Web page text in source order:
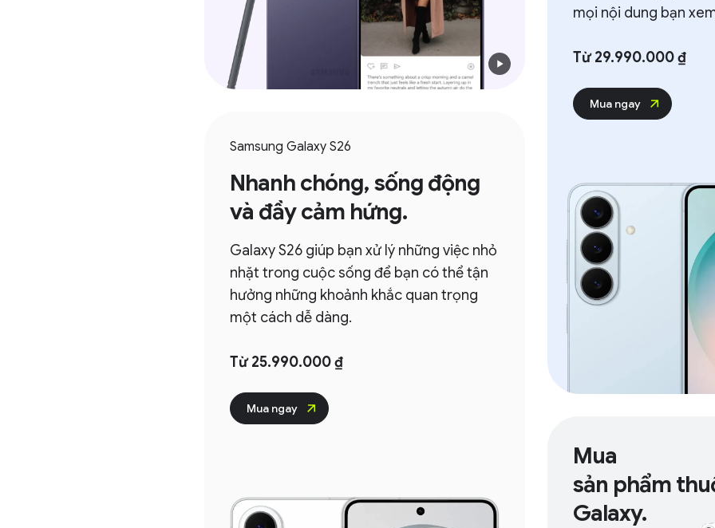
Samsung Galaxy S26
Nhanh chóng, sống động
và đầy cảm hứng.
Galaxy S26 giúp bạn xử lý những việc nhỏ
nhặt trong cuộc sống để bạn có thể tận
hưởng những khoảnh khắc quan trọng
một cách dễ dàng.
Từ 25.990.000 ₫
Mua ngay
mọi nội dung bạn xem.
Từ 29.990.000 ₫
Mua ngay
Mua
sản phẩm thuộc
Galaxy.